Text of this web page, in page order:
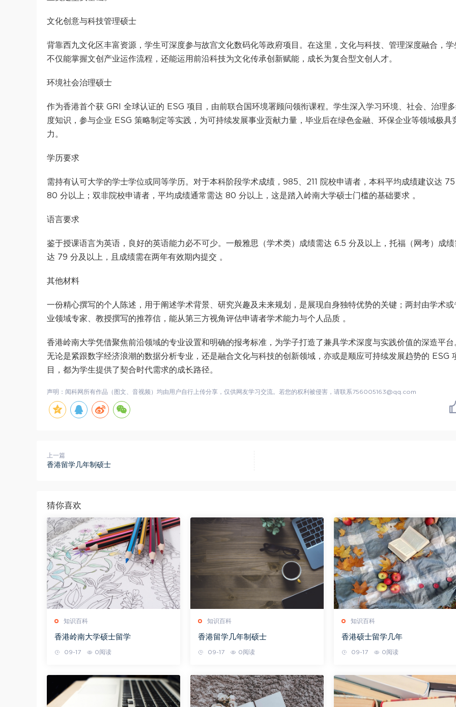
文化创意与科技管理硕士
背靠西九文化区丰富资源，学生可深度参与故宫文化数码化等政府项目。在这里，文化与科技、管理深度融合，学
不仅能掌握文创产业运作流程，还能运用前沿科技为文化传承创新赋能，成长为复合型文创人才。
环境社会治理硕士
作为香港首个获 GRI 全球认证的 ESG 项目，由前联合国环境署顾问领衔课程。学生深入学习环境、社会、治理
度知识，参与企业 ESG 策略制定等实践，为可持续发展事业贡献力量，毕业后在绿色金融、环保企业等领域极具
力。
学历要求
需持有认可大学的学士学位或同等学历。对于本科阶段学术成绩，985、211 院校申请者，本科平均成绩建议达
80 分以上；双非院校申请者，平均成绩通常需达 80 分以上，这是踏入岭南大学硕士门槛的基础要求 。
语言要求
鉴于授课语言为英语，良好的英语能力必不可少。一般雅思（学术类）成绩需达 6.5 分及以上，托福（网考）成绩
达 79 分及以上，且成绩需在两年有效期内提交 。
其他材料
一份精心撰写的个人陈述，用于阐述学术背景、研究兴趣及未来规划，是展现自身独特优势的关键；两封由学术或
业领域专家、教授撰写的推荐信，能从第三方视角评估申请者学术能力与个人品质 。
香港岭南大学凭借聚焦前沿领域的专业设置和明确的报考标准，为学子打造了兼具学术深度与实践价值的深造平台
无论是紧跟数字经济浪潮的数据分析专业，还是融合文化与科技的创新领域，亦或是顺应可持续发展趋势的 ESG
目，都为学生提供了契合时代需求的成长路径。
声明：闻科网所有作品（图文、音视频）均由用户自行上传分享，仅供网友学习交流。若您的权利被侵害，请联系756005163@qq.com
上一篇
香港留学几年制硕士
猜你喜欢
知识百科
香港岭南大学硕士留学
09-17 0阅读
知识百科
香港留学几年制硕士
09-17 0阅读
知识百科
香港硕士留学几年
09-17 0阅读